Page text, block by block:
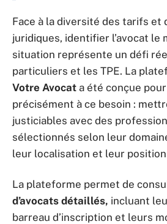
Face à la diversité des tarifs et
juridiques, identifier l’avocat le
situation représente un défi
particuliers et les TPE. La
Votre Avocat a été conçue
précisément à ce besoin :
justiciables avec des
sélectionnés selon leur
leur localisation et leur
La plateforme permet de
d’avocats détaillés, incluant
barreau d’inscription et leurs